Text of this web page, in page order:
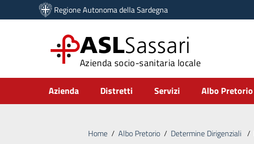
Vai ai contenuti
Vai al menu di navigazione
Regione Autonoma della Sardegna
ASLSassari
Azienda socio-sanitaria locale
Submenu
Azienda Distretti Servizi Albo Pretorio
Home / Albo Pretorio / Determine Dirigenziali /